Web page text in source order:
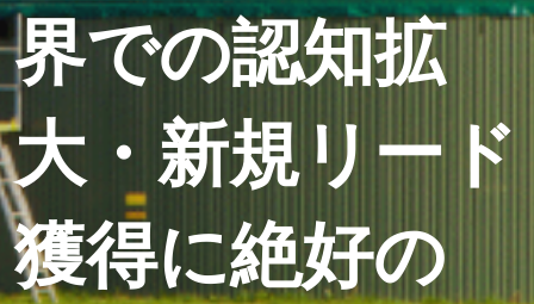
界での認知拡
大・新規リード
獲得に絶好の